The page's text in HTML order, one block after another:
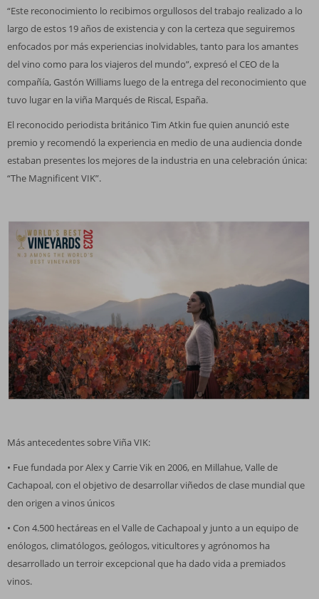
“Este reconocimiento lo recibimos orgullosos del trabajo realizado a lo
largo de estos 19 años de existencia y con la certeza que seguiremos
enfocados por más experiencias inolvidables, tanto para los amantes
del vino como para los viajeros del mundo”, expresó el CEO de la
compañía, Gastón Williams luego de la entrega del reconocimiento que
tuvo lugar en la viña Marqués de Riscal, España.
El reconocido periodista británico Tim Atkin fue quien anunció este
premio y recomendó la experiencia en medio de una audiencia donde
estaban presentes los mejores de la industria en una celebración única:
“The Magnificent VIK”.
Más antecedentes sobre Viña VIK:
• Fue fundada por Alex y Carrie Vik en 2006, en Millahue, Valle de
Cachapoal, con el objetivo de desarrollar viñedos de clase mundial que
den origen a vinos únicos
• Con 4.500 hectáreas en el Valle de Cachapoal y junto a un equipo de
enólogos, climatólogos, geólogos, viticultores y agrónomos ha
desarrollado un terroir excepcional que ha dado vida a premiados
vinos.